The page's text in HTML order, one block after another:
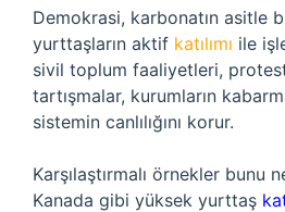
Demokrasi, karbonatın asitle
yurttaşların aktif katılımı ile
sivil toplum faaliyetleri,
tartışmalar, kurumların
sistemin canlılığını korur.
Karşılaştırmalı örnekler bunu
Kanada gibi yüksek yurttaş